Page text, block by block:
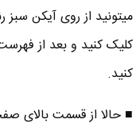
میتونید از روی آیکن
کلیک کنید و بعد از
کنید.
■ حالا از قسمت بالای